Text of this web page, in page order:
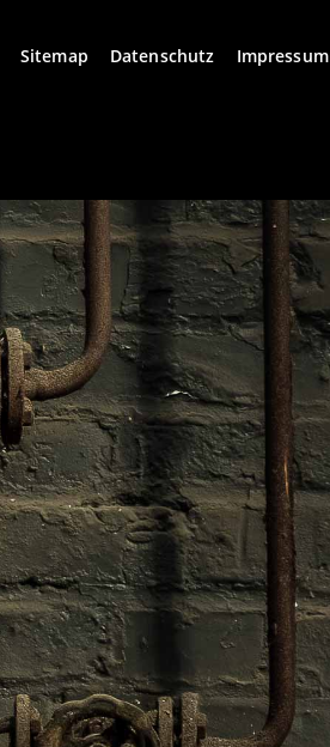
Sitemap Datenschutz Impressum